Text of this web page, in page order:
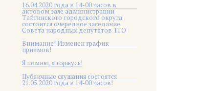
16.04.2020 года в 14-00 часов в
актовом зале администрации
Тайгинского городского округа
состоится очередное заседание
Совета народных депутатов ТГО
Внимание! Изменен график
приемов!
Я помню, я горжусь!
Публичные слушания состоятся
21.05.2020 года в 14-00 часов!